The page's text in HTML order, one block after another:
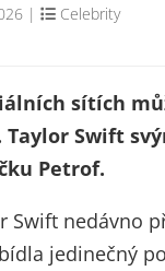
|
Celebrity
sítích
Swift
Petrof.
Swift nedávno
jedinečný